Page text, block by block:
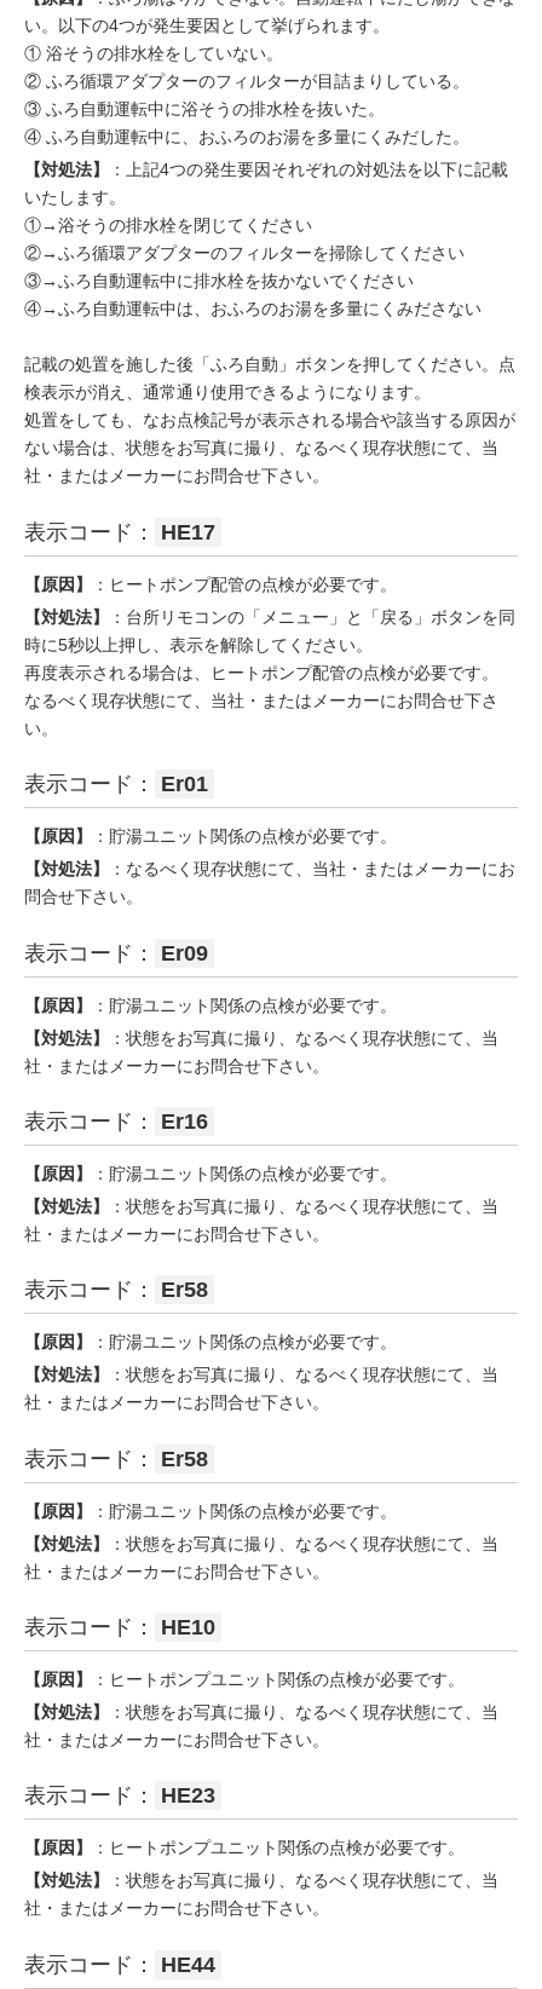
い。以下の4つが発生要因として挙げられます。
① 浴そうの排水栓をしていない。
② ふろ循環アダプターのフィルターが目詰まりしている。
③ ふろ自動運転中に浴そうの排水栓を抜いた。
④ ふろ自動運転中に、おふろのお湯を多量にくみだした。
【対処法】
：上記4つの発生要因それぞれの対処法を以下に記載
いたします。
①→浴そうの排水栓を閉じてください
②→ふろ循環アダプターのフィルターを掃除してください
③→ふろ自動運転中に排水栓を抜かないでください
④→ふろ自動運転中は、おふろのお湯を多量にくみださない
記載の処置を施した後「ふろ自動」ボタンを押してください。点
検表示が消え、通常通り使用できるようになります。
処置をしても、なお点検記号が表示される場合や該当する原因が
ない場合は、状態をお写真に撮り、なるべく現存状態にて、当
社・またはメーカーにお問合せ下さい。
表示コード： HE17
【原因】
：ヒートポンプ配管の点検が必要です。
【対処法】
：台所リモコンの「メニュー」と「戻る」ボタンを同
時に5秒以上押し、表示を解除してください。
再度表示される場合は、ヒートポンプ配管の点検が必要です。
なるべく現存状態にて、当社・またはメーカーにお問合せ下さ
い。
表示コード： Er01
【原因】
：貯湯ユニット関係の点検が必要です。
【対処法】
：なるべく現存状態にて、当社・またはメーカーにお
問合せ下さい。
表示コード： Er09
【原因】
：貯湯ユニット関係の点検が必要です。
【対処法】
：状態をお写真に撮り、なるべく現存状態にて、当
社・またはメーカーにお問合せ下さい。
表示コード： Er16
【原因】
：貯湯ユニット関係の点検が必要です。
【対処法】
：状態をお写真に撮り、なるべく現存状態にて、当
社・またはメーカーにお問合せ下さい。
表示コード： Er58
【原因】
：貯湯ユニット関係の点検が必要です。
【対処法】
：状態をお写真に撮り、なるべく現存状態にて、当
社・またはメーカーにお問合せ下さい。
表示コード： Er58
【原因】
：貯湯ユニット関係の点検が必要です。
【対処法】
：状態をお写真に撮り、なるべく現存状態にて、当
社・またはメーカーにお問合せ下さい。
表示コード： HE10
【原因】
：ヒートポンプユニット関係の点検が必要です。
【対処法】
：状態をお写真に撮り、なるべく現存状態にて、当
社・またはメーカーにお問合せ下さい。
表示コード： HE23
【原因】
：ヒートポンプユニット関係の点検が必要です。
【対処法】
：状態をお写真に撮り、なるべく現存状態にて、当
社・またはメーカーにお問合せ下さい。
表示コード： HE44